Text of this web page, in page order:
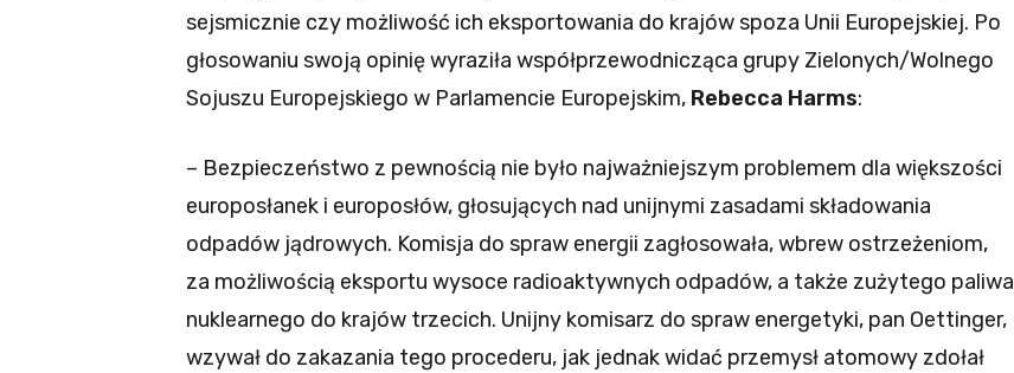
sejsmicznie czy możliwość ich eksportowania do krajów spoza Unii Europejskiej. Po
głosowaniu swoją opinię wyraziła współprzewodnicząca grupy Zielonych/Wolnego
Sojuszu Europejskiego w Parlamencie Europejskim, Rebecca Harms:
– Bezpieczeństwo z pewnością nie było najważniejszym problemem dla większości
europosłanek i europosłów, głosujących nad unijnymi zasadami składowania
odpadów jądrowych. Komisja do spraw energii zagłosowała, wbrew ostrzeżeniom,
za możliwością eksportu wysoce radioaktywnych odpadów, a także zużytego paliwa
nuklearnego do krajów trzecich. Unijny komisarz do spraw energetyki, pan Oettinger,
wzywał do zakazania tego procederu, jak jednak widać przemysł atomowy zdołał